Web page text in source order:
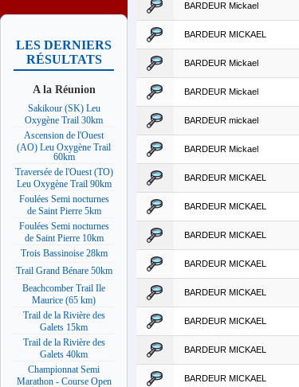
LES DERNIERS
RÉSULTATS
A la Réunion
Sakikour (SK) Leu
Oxygène Trail 30km
Ascension de l'Ouest
(AO) Leu Oxygène Trail
60km
Traversée de l'Ouest (TO)
Leu Oxygène Trail 90km
Foulées Semi nocturnes
de Saint Pierre 5km
Foulées Semi nocturnes
de Saint Pierre 10km
Trois Bassinoise 28km
Trail Grand Bénare 50km
Beachcomber Trail Ile
Maurice (65 km)
Trail de la Rivière des
Galets 15km
Trail de la Rivière des
Galets 40km
Championnat Semi
Marathon - Course Open
BARDEUR Mickael
BARDEUR MICKAEL
BARDEUR Mickael
BARDEUR Mickael
BARDEUR mickael
BARDEUR Mickael
BARDEUR MICKAEL
BARDEUR MICKAEL
BARDEUR MICKAEL
BARDEUR MICKAEL
BARDEUR MICKAEL
BARDEUR MICKAEL
BARDEUR MICKAEL
BARDEUR MICKAEL